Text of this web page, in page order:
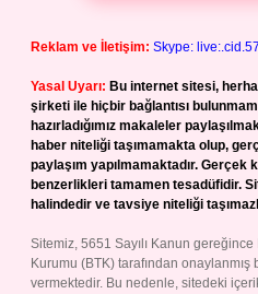
Reklam ve İletişim: Skype:
Yasal Uyarı: Bu internet sitesi,
şirketi ile hiçbir bağlantısı
hazırladığımız makaleler
haber niteliği taşımamakta olup,
paylaşım yapılmamaktadır.
benzerlikleri tamamen tesadüfidir.
halindedir ve tavsiye niteliği
Sitemiz, 5651 Sayılı Kanun
Kurumu (BTK) tarafından onaylanmış
vermektedir. Bu nedenle, sitedeki